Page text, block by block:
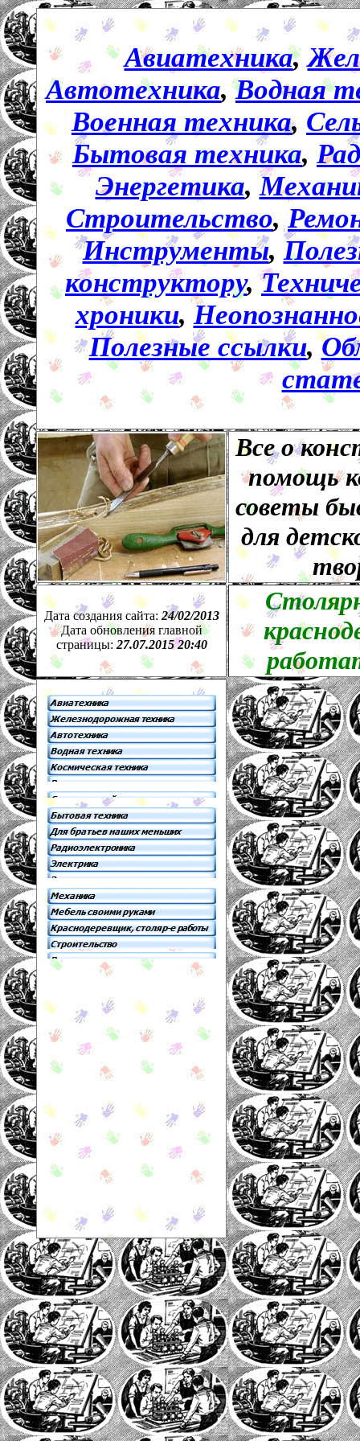
Авиатехника,
Автотехника,Водная
Военная техника,
Бытовая техника,
Энергетика,
Строительство,
Инструменты,
конструктору,
хроники,
Полезные ссылки,
Все о
помощь
советы
для
Дата создания сайта: 24/02/2013
Дата обновления главной
страницы: 27.07.2015 20:40